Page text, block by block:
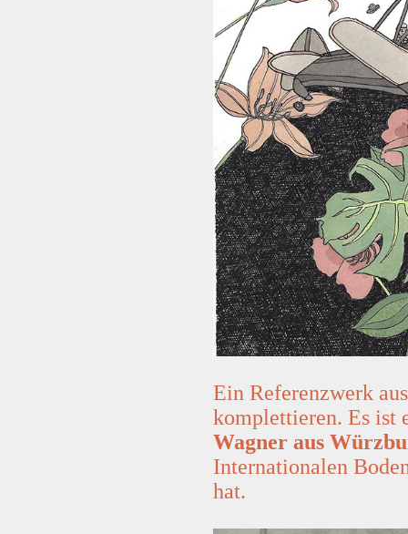
Ein Referenzwerk
komplettieren. Es ist
Wagner aus
Internationalen
hat.